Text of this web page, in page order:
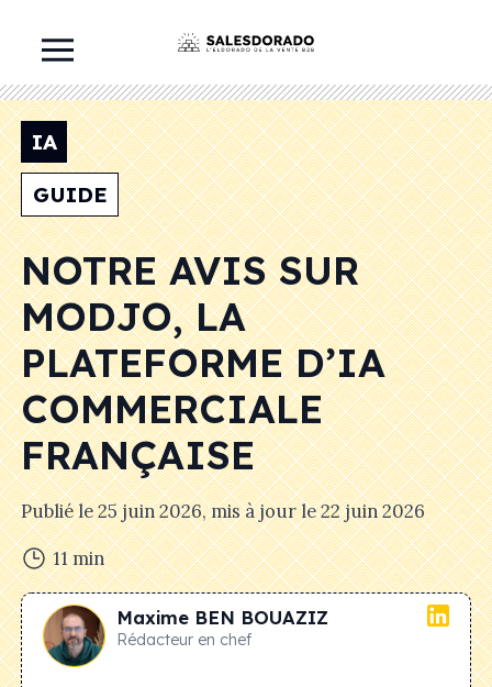
IA
GUIDE
NOTRE AVIS SUR
MODJO, LA
PLATEFORME D’IA
COMMERCIALE
FRANÇAISE
Publié le25 juin 2026, mis à jour le22 juin 2026
11 min
Maxime BEN BOUAZIZ
Rédacteur en chef